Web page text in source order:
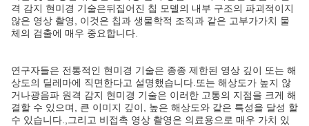
격 감지 현미경 기술은뒤집어진 칩 모델의 내부 구조의 파괴적이지
않은 영상 촬영, 이것은 칩과 생물학적 조직과 같은 고부가가치 물
체의 검출에 매우 중요합니다.
연구자들은 전통적인 현미경 기술은 종종 제한된 영상 깊이 또는 해
상도의 딜레마에 직면한다고 설명했습니다.또는 해상도가 높지 않
거나광음파 원격 감지 현미경 기술은 이러한 고통의 지점을 크게 해
결할 수 있으며, 큰 이미지 깊이, 높은 해상도와 같은 특성을 달성 할
수 있습니다.,그리고 비접촉 영상 촬영은 의료용으로 매우 가치 있